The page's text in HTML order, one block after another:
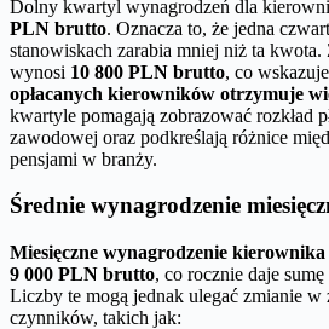
Dolny kwartyl wynagrodzeń dla
PLN brutto. Oznacza to, że jedna
stanowiskach zarabia mniej niż ta
wynosi 10 800 PLN brutto, co
opłacanych kierowników otrzymuje
kwartyle pomagają zobrazować rozkład
zawodowej oraz podkreślają różnice
pensjami w branży.
Średnie wynagrodzenie
Miesięczne wynagrodzenie
9 000 PLN brutto, co rocznie daje sumę
Liczby te mogą jednak ulegać zmianie w
czynników, takich jak: